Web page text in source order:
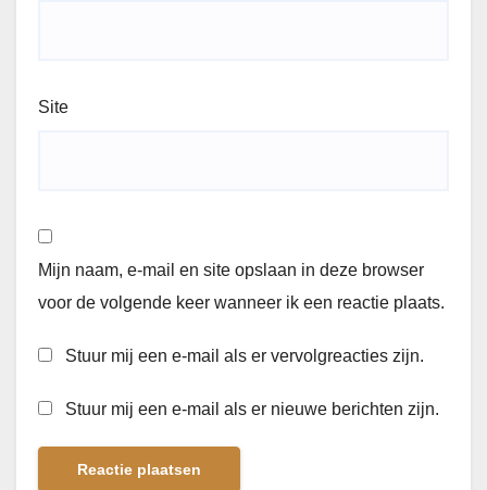
Site
Mijn naam, e-mail en site opslaan in deze browser
voor de volgende keer wanneer ik een reactie plaats.
Stuur mij een e-mail als er vervolgreacties zijn.
Stuur mij een e-mail als er nieuwe berichten zijn.